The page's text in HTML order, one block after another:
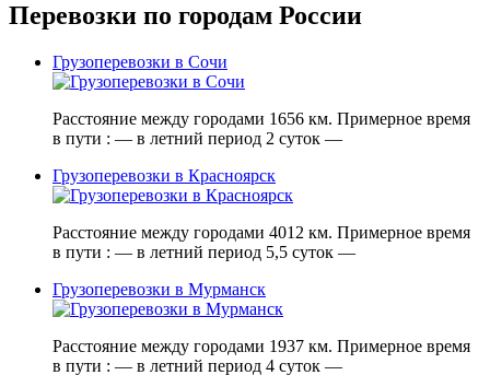
Перевозки по городам России
Грузоперевозки в Сочи
Расстояние между городами 1656 км. Примерное время
в пути : — в летний период 2 суток —
Грузоперевозки в Красноярск
Расстояние между городами 4012 км. Примерное время
в пути : — в летний период 5,5 суток —
Грузоперевозки в Мурманск
Расстояние между городами 1937 км. Примерное время
в пути : — в летний период 4 суток —